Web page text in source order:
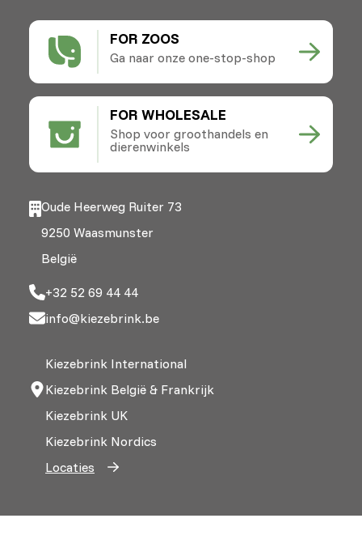
FOR ZOOS
Ga naar onze one-stop-shop
FOR WHOLESALE
Shop voor groothandels en
dierenwinkels
Oude Heerweg Ruiter 73
9250 Waasmunster
België
+32 52 69 44 44
info@kiezebrink.be
Kiezebrink International
Kiezebrink België & Frankrijk
Kiezebrink UK
Kiezebrink Nordics
Locaties